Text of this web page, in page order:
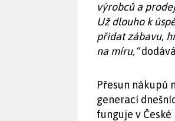
výrobců a
Už dlouho k
přidat zábavu,
na míru,“
Přesun nákupů
generací
funguje v